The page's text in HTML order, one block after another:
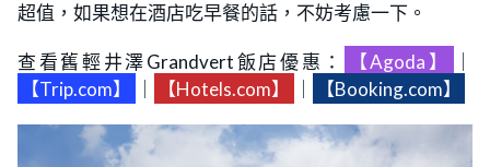
超值，如果想在酒店吃早餐的話，不妨考慮一下。
查看舊輕井澤Grandvert飯店優惠： 【Agoda】
【Trip.com】
【Hotels.com】 【Booking.com】